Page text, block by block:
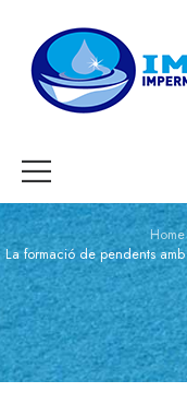
Home
La formació de pendents